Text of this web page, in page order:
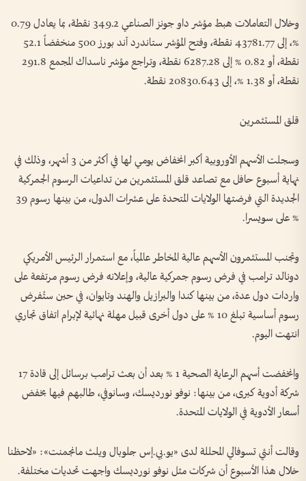
وخلال التعاملات هبط مؤشر داو جونز الصناعي 349.2 نقطة، بما يعادل 0.79
%، إلى 43781.77 نقطة، وفتح المؤشر ستاندرد آند بورز 500 منخفضاً 52.1
نقطة، أو 0.82 % إلى 6287.28 نقطة، وتراجع مؤشر ناسداك المجمع 291.8
نقطة، أو 1.38 %، إلى 20830.643 نقطة.
قلق المستثمرين
وسجلت الأسهم الأوروبية أكبر انخفاض يومي لها في أكثر من 3 أشهر، وذلك في
نهاية أسبوع حافل مع تصاعد قلق المستثمرين من تداعيات الرسوم الجمركية
الجديدة التي فرضتها الولايات المتحدة على عشرات الدول، من بينها رسوم 39
% على سويسرا.
وتجنب المستثمرون الأسهم عالية المخاطر عالمياً، مع استمرار الرئيس الأمريكي
دونالد ترامب في فرض رسوم جمركية عالية، وإعلانه فرض رسوم مرتفعة على
واردات دول عدة، من بينها كندا والبرازيل والهند وتايوان، في حين ستُفرض
رسوم أساسية تبلغ 10 % على دول أخرى قبيل مهلة نهائية لإبرام اتفاق تجاري
انتهت اليوم.
وانخفضت أسهم الرعاية الصحية 1 % بعد أن بعث ترامب برسائل إلى قادة 17
شركة أدوية كبرى، من بينها: نوفو نورديسك، وسانوفي، طالبهم فيها بخفض
أسعار الأدوية في الولايات المتحدة.
وقالت أنثي تسوفالي المحللة لدى «يو.بي.إس جلوبال ويلث مانجمنت»: «لاحظنا
خلال هذا الأسبوع أن شركات مثل نوفو نورديسك واجهت تحديات مختلفة.